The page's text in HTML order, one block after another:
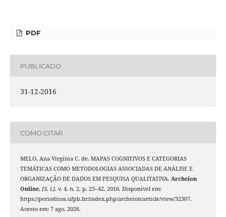
PDF
PUBLICADO
31-12-2016
COMO CITAR
MELO, Ana Virgínia C. de. MAPAS COGNITIVOS E CATEGORIAS
TEMÁTICAS COMO METODOLOGIAS ASSOCIADAS DE ANÁLISE E
ORGANIZAÇÃO DE DADOS EM PESQUISA QUALITATIVA. Archeion
Online, [S. l.], v. 4, n. 2, p. 25–42, 2016. Disponível em:
https://periodicos.ufpb.br/index.php/archeion/article/view/32307.
Acesso em: 7 ago. 2026.